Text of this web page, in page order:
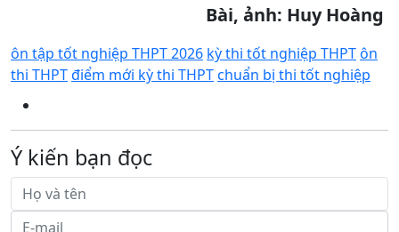
Bài, ảnh: Huy Hoàng
ôn tập tốt nghiệp THPT 2026 kỳ thi tốt nghiệp THPTôn
thi THPTđiểm mới kỳ thi THPTchuẩn bị thi tốt nghiệp
Ý kiến bạn đọc